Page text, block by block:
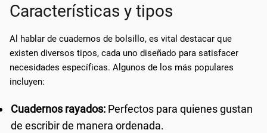
Características y tipos
Al hablar de cuadernos de bolsillo, es vital destacar que
existen diversos tipos, cada uno diseñado para satisfacer
necesidades específicas. Algunos de los más populares
incluyen:
Cuadernos rayados: Perfectos para quienes gustan
de escribir de manera ordenada.